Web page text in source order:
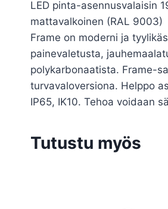
LED pinta-asennusvalaisin
mattavalkoinen (RAL 9003)
Frame on moderni ja
painevaletusta,
polykarbonaatista. Frame-
turvavaloversiona. Helppo
IP65, IK10. Tehoa voidaan
Tutustu myös